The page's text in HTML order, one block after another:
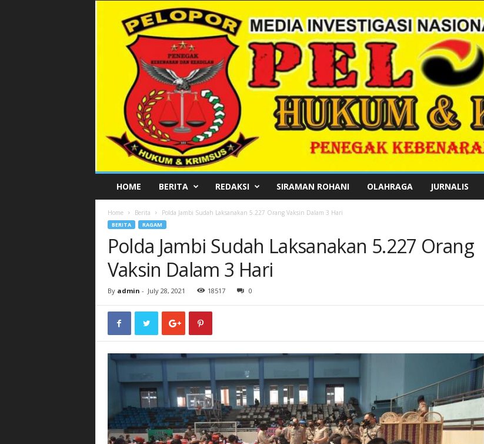
L
HOME BERITA REDAKSI SIRAMAN ROHANI OLAHRAGA JURNALIS
Home Berita Polda Jambi Sudah Laksanakan 5.227 Orang Vaksin Dalam 3 Hari
BERITA RAGAM
Polda Jambi Sudah Laksanakan 5.227 Orang
Vaksin Dalam 3 Hari
By admin - July 28, 2021 18517 0